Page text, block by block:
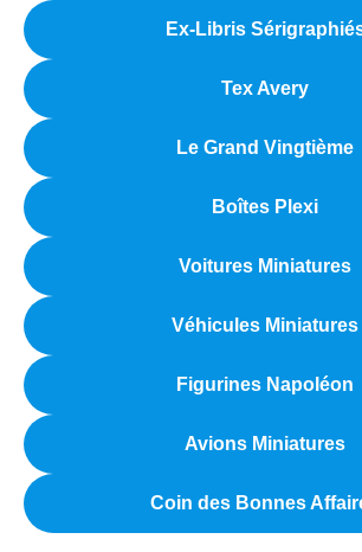
Ex-Libris
Tex Avery
Le Grand Vingtième
Boîtes Plexi
Voitures Miniatures
Véhicules Miniatures
Figurines Napoléon
Avions Miniatures
Coin des Bonnes